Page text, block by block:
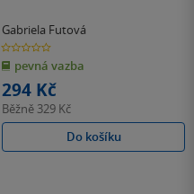
Gabriela Futová
0.0
z
5
hvězdiček
pevná vazba
294 Kč
Běžně 329 Kč
Do košíku